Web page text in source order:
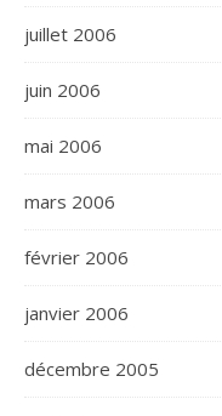
juillet 2006
juin 2006
mai 2006
mars 2006
février 2006
janvier 2006
décembre 2005